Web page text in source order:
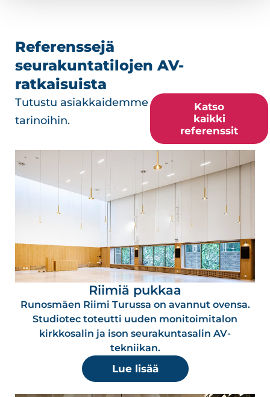
Referenssejä
seurakuntatilojen AV-
ratkaisuista
Tutustu asiakkaidemme
tarinoihin.
Katso
kaikki
referenssit
Riimiä pukkaa
Runosmäen Riimi Turussa on avannut ovensa.
Studiotec toteutti uuden monitoimitalon
kirkkosalin ja ison seurakuntasalin AV-
tekniikan.
Lue lisää